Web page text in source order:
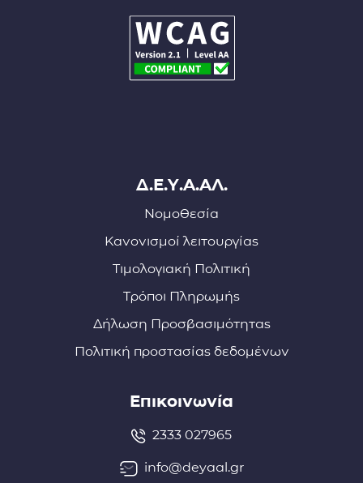
Δ.Ε.Υ.Α.ΑΛ.
Νομοθεσία
Κανονισμοί λειτουργίας
Τιμολογιακή Πολιτική
Τρόποι Πληρωμής
Δήλωση Προσβασιμότητας
Πολιτική προστασίας δεδομένων
Επικοινωνία
2333 027965
info@deyaal.gr